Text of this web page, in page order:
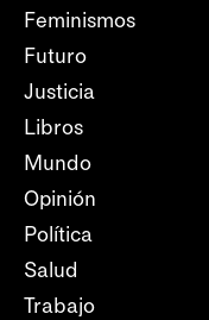
Feminismos
Futuro
Justicia
Libros
Mundo
Opinión
Política
Salud
Trabajo